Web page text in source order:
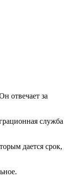
отвечает за
служба
дается срок,